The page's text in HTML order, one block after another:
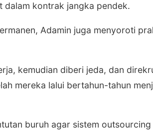
dalam kontrak jangka pendek.
Adamin juga menyoroti
kemudian diberi jeda, dan
mereka lalui bertahun-tahun
buruh agar sistem